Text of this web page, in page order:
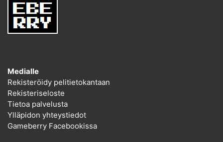
Medialle
Rekisteröidy pelitietokantaan
Rekisteriseloste
Tietoa palvelusta
Ylläpidon yhteystiedot
Gameberry Facebookissa